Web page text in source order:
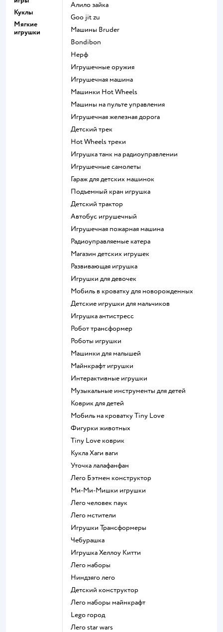
Куклы
Мягкие
игрушки
Алило зайка
Goo jit zu
Машины Bruder
Bondibon
Нерф
Игрушечные оружия
Игрушечная машина
Машинки Hot Wheels
Машины на пульте управления
Игрушечная железная дорога
Детский трек
Hot Wheels треки
Игрушка танк на радиоуправлении
Игрушечные самолеты
Гараж для детских машинок
Подъемный кран игрушка
Детский трактор
Автобус игрушечный
Игрушечная пожарная машина
Радиоуправляемые катера
Магазин детских игрушек
Развивающая игрушка
Игрушки для девочек
Мобиль в кроватку для новорожденных
Детские игрушки для мальчиков
Игрушка антистресс
Робот трансформер
Роботы игрушки
Машинки для малышей
Майнкрафт игрушки
Интерактивные игрушки
Музыкальные инструменты для детей
Коврик для детей
Мобиль на кроватку Tiny Love
Фигурки животных
Tiny Love коврик
Кукла Хаги ваги
Уточка лалафанфан
Лего Бэтмен конструктор
Ми-Ми-Мишки игрушки
Лего человек паук
Лего мстители
Игрушки Трансформеры
Чебурашка
Игрушка Хеллоу Китти
Лего наборы
Ниндзяго лего
Детский конструктор
Лего наборы майнкрафт
Lego город
Лего star wars